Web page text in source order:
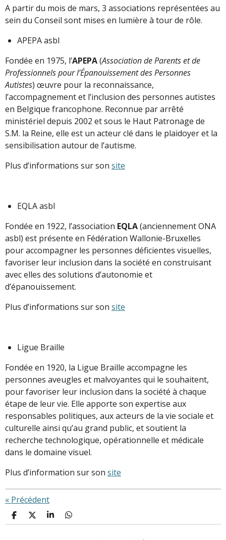
A partir du mois de mars, 3 associations représentées au
sein du Conseil sont mises en lumière à tour de rôle.
APEPA asbl
Fondée en 1975, l’APEPA(Association de Parents et de
Professionnels pour l’Épanouissement des Personnes
Autistes) œuvre pour la reconnaissance,
l’accompagnement et l’inclusion des personnes autistes
en Belgique francophone. Reconnue par arrêté
ministériel depuis 2002 et sous le Haut Patronage de
S.M. la Reine, elle est un acteur clé dans le plaidoyer et la
sensibilisation autour de l’autisme.
Plus d’informations sur son site
EQLA asbl
Fondée en 1922, l’association EQLA(anciennement ONA
asbl) est présente en Fédération Wallonie-Bruxelles
pour accompagner les personnes déficientes visuelles,
favoriser leur inclusion dans la société en construisant
avec elles des solutions d’autonomie et
d’épanouissement.
Plus d’informations sur son site
Ligue Braille
Fondée en 1920, la Ligue Braille accompagne les
personnes aveugles et malvoyantes qui le souhaitent,
pour favoriser leur inclusion dans la société à chaque
étape de leur vie. Elle apporte son expertise aux
responsables politiques, aux acteurs de la vie sociale et
culturelle ainsi qu’au grand public, et soutient la
recherche technologique, opérationnelle et médicale
dans le domaine visuel.
Plus d’information sur son site
« Précédent
P
a
P
a
P
a
P
a